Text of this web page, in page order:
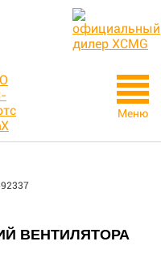
Меню
ВЕНТИЛЯТОРА